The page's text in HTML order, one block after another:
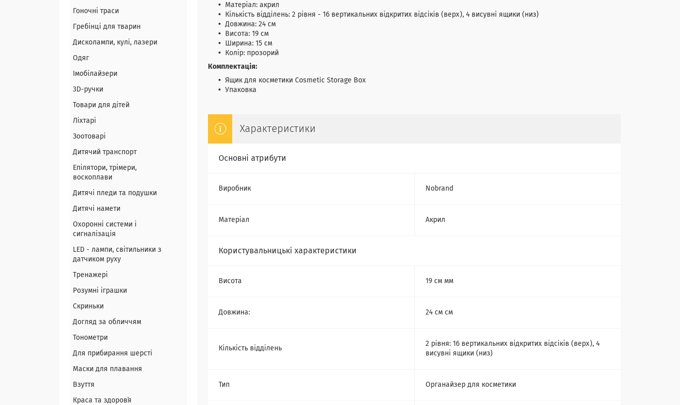
Матеріал: акрил
Кількість відділень: 2 рівня - 16 вертикальних відкритих відсіків (верх), 4 висувні ящики (низ)
Довжина: 24 см
Висота: 19 см
Ширина: 15 см
Колір: прозорий
Комплектація:
Ящик для косметики Cosmetic Storage Box
Упаковка
Характеристики
Основні атрибути
Виробник Nobrand
Матеріал Акрил
Користувальницькі характеристики
Висота 19 см мм
Довжина: 24 см см
Кількість відділень
2 рівня: 16 вертикальних відкритих відсіків (верх), 4
висувні ящики (низ)
Тип Органайзер для косметики
Гоночні траси
Гребінці для тварин
Дисколампи, кулі, лазери
Одяг
Імобілайзери
3D-ручки
Товари для дітей
Ліхтарі
Зоотоварі
Дитячий транспорт
Епілятори, трімери,
воскоплави
Дитячі пледи та подушки
Дитячі намети
Охоронні системи і
сигналізація
LED - лампи, світильники з
датчиком руху
Тренажері
Розумні іграшки
Скриньки
Догляд за обличчям
Тонометри
Для прибирання шерсті
Маски для плавання
Взуття
Краса та здоровʼя